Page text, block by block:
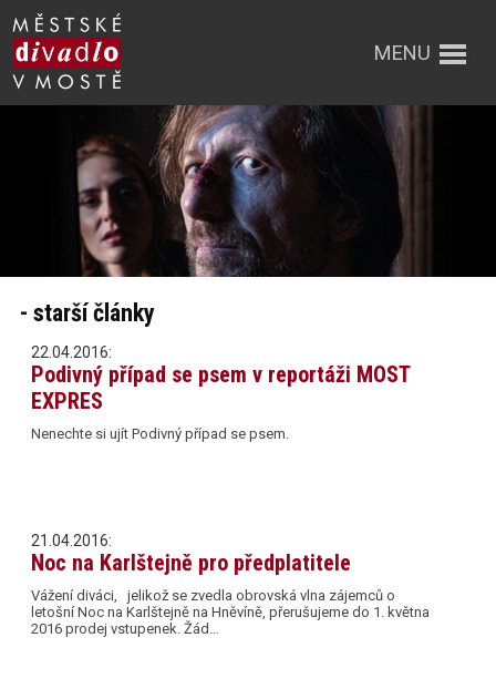
MENU
- starší články
22.04.2016:
Podivný případ se psem v reportáži MOST
EXPRES
Nenechte si ujít Podivný případ se psem.
21.04.2016:
Noc na Karlštejně pro předplatitele
Vážení diváci, jelikož se zvedla obrovská vlna zájemců o
letošní Noc na Karlštejně na Hněvíně, přerušujeme do 1. května
2016 prodej vstupenek. Žád…